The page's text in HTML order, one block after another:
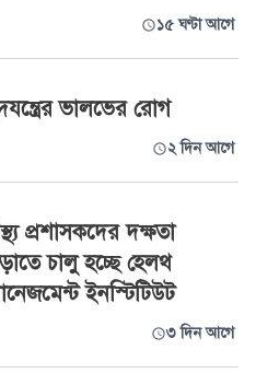
১৫ ঘণ্টা আগে
ভালভের রোগ
২ দিন আগে
প্রশাসকদের দক্ষতা
চালু হচ্ছে হেলথ
ইনস্টিটিউট
৩ দিন আগে